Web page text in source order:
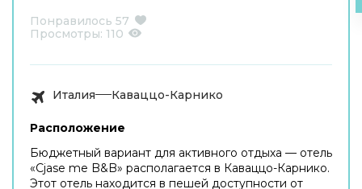
Понравилось 57
Просмотры: 110
Италия Каваццо-Карнико
Расположение
Бюджетный вариант для активного отдыха — отель
«Cjase me B&B» располагается в Каваццо-Карнико.
Этот отель находится в пешей доступности от